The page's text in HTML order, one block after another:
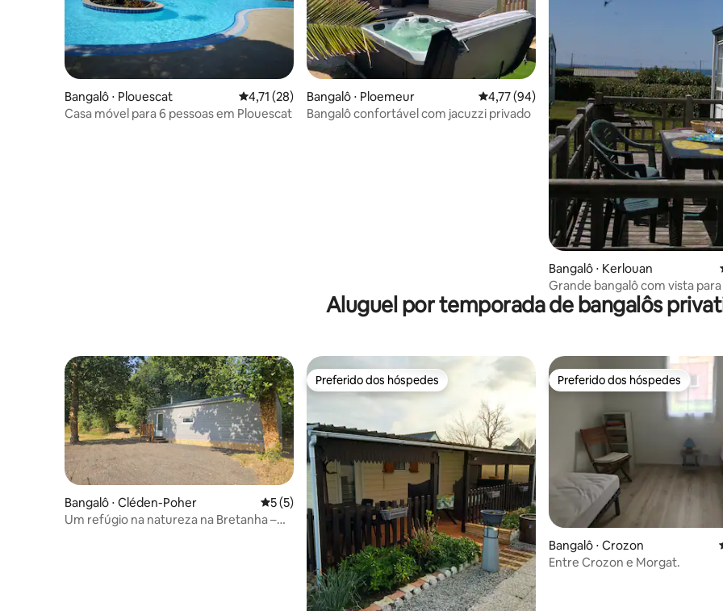
Bangalô ⋅ Plouescat 4,71 de uma avaliação média de 5, 28 avaliações
4,71 (28)
Casa móvel para 6 pessoas em Plouescat
Bangalô ⋅ Ploemeur 4,77 de uma avaliação média de 5, 94
4,77 (94)
Bangalô confortável com jacuzzi privado
Bangalô ⋅ Kerlouan
Grande bangalô com vista para
Kerlouan
Aluguel por temporada de bangalôs
Bangalô ⋅ Cléden-Poher 5 de uma avaliação média de 5, 5 avaliações
5 (5)
Um refúgio na natureza na Bretanha –
Preferido dos hóspedes
Preferido dos hóspedes Preferido dos hóspedes
Preferido dos hóspedes
Bangalô ⋅ Crozon
Entre Crozon e Morgat.